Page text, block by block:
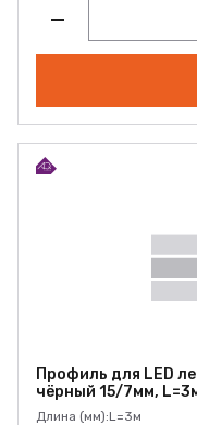
Профиль для LED
чёрный 15/7мм,
Длина (мм):L=3м